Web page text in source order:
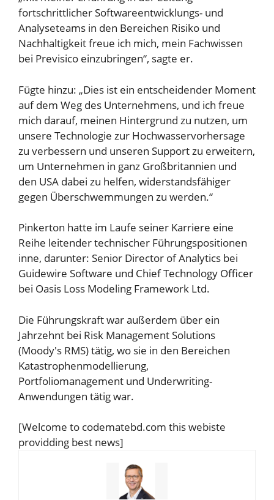
fortschrittlicher Softwareentwicklungs- und
Analyseteams in den Bereichen Risiko und
Nachhaltigkeit freue ich mich, mein Fachwissen
bei Previsico einzubringen“, sagte er.
Fügte hinzu: „Dies ist ein entscheidender Moment
auf dem Weg des Unternehmens, und ich freue
mich darauf, meinen Hintergrund zu nutzen, um
unsere Technologie zur Hochwasservorhersage
zu verbessern und unseren Support zu erweitern,
um Unternehmen in ganz Großbritannien und
den USA dabei zu helfen, widerstandsfähiger
gegen Überschwemmungen zu werden.“
Pinkerton hatte im Laufe seiner Karriere eine
Reihe leitender technischer Führungspositionen
inne, darunter: Senior Director of Analytics bei
Guidewire Software und Chief Technology Officer
bei Oasis Loss Modeling Framework Ltd.
Die Führungskraft war außerdem über ein
Jahrzehnt bei Risk Management Solutions
(Moody's RMS) tätig, wo sie in den Bereichen
Katastrophenmodellierung,
Portfoliomanagement und Underwriting-
Anwendungen tätig war.
[Welcome to codematebd.com this webiste
providding best news]